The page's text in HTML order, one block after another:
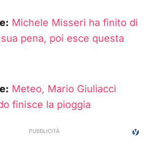
Michele Misseri ha finito di
pena, poi esce questa
Meteo, Mario Giuliacci
finisce la pioggia